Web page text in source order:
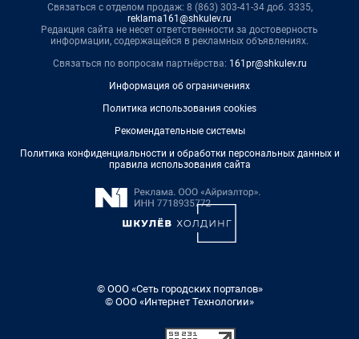
Связаться с отделом продаж: 8 (863) 303-41-34 доб. 3335,
reklama161@shkulev.ru
Редакция сайта не несет ответственности за достоверность
информации, содержащейся в рекламных объявлениях.
Связаться по вопросам партнёрства: 161pr@shkulev.ru
Информация об ограничениях
Политика использования cookies
Рекомендательные системы
Политика конфиденциальности и обработки персональных данных и
правила использования сайта
© ООО «Сеть городских порталов»
© ООО «Интернет Технологии»